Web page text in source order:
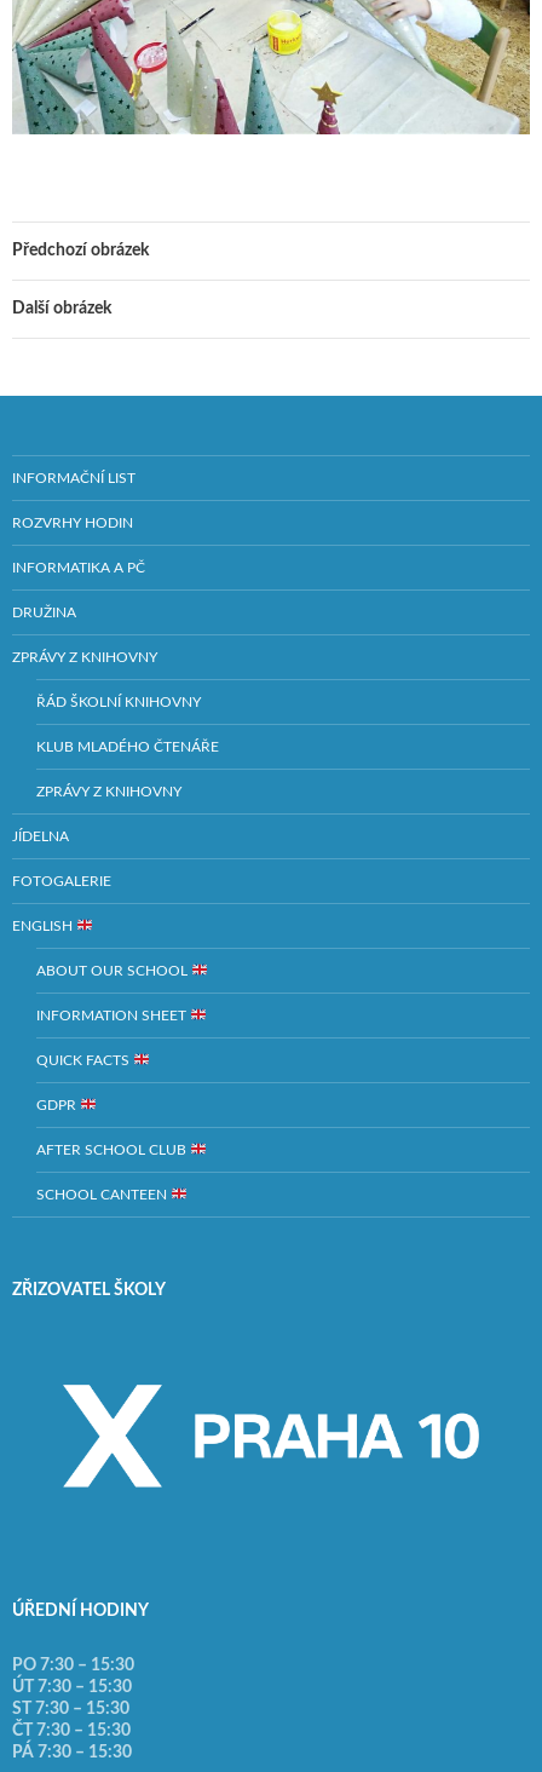
Předchozí obrázek
Další obrázek
INFORMAČNÍ LIST
ROZVRHY HODIN
INFORMATIKA A PČ
DRUŽINA
ZPRÁVY Z KNIHOVNY
ŘÁD ŠKOLNÍ KNIHOVNY
KLUB MLADÉHO ČTENÁŘE
ZPRÁVY Z KNIHOVNY
JÍDELNA
FOTOGALERIE
ENGLISH
ABOUT OUR SCHOOL
INFORMATION SHEET
QUICK FACTS
GDPR
AFTER SCHOOL CLUB
SCHOOL CANTEEN
ZŘIZOVATEL ŠKOLY
ÚŘEDNÍ HODINY
PO 7:30 – 15:30
ÚT 7:30 – 15:30
ST 7:30 – 15:30
ČT 7:30 – 15:30
PÁ 7:30 – 15:30